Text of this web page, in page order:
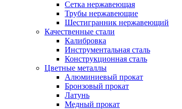
Сетка нержавеющая
Трубы нержавеющие
Шестигранник нержавеющий
Качественные стали
Калибровка
Инструментальная сталь
Конструкционная сталь
Цветные металлы
Алюминиевый прокат
Бронзовый прокат
Латунь
Медный прокат